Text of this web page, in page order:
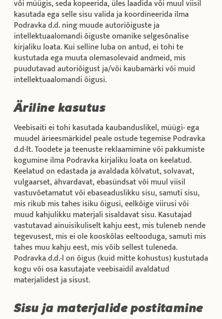
või müügis, seda kopeerida, üles laadida või muul viisil
kasutada ega selle sisu valida ja koordineerida ilma
Podravka d.d. ning muude autoriõiguste ja
intellektuaalomandi õiguste omanike selgesõnalise
kirjaliku loata. Kui selline luba on antud, ei tohi te
kustutada ega muuta olemasolevaid andmeid, mis
puudutavad autoriõigust ja/või kaubamärki või muid
intellektuaalomandi õigusi.
Äriline kasutus
Veebisaiti ei tohi kasutada kaubanduslikel, müügi- ega
muudel ärieesmärkidel peale ostude tegemise Podravka
d.d-lt. Toodete ja teenuste reklaamimine või pakkumiste
kogumine ilma Podravka kirjaliku loata on keelatud.
Keelatud on edastada ja avaldada kõlvatut, solvavat,
vulgaarset, ähvardavat, ebasündsat või muul viisil
vastuvõetamatut või ebaseaduslikku sisu, samuti sisu,
mis rikub mis tahes isiku õigusi, eelkõige viirusi või
muud kahjulikku materjali sisaldavat sisu. Kasutajad
vastutavad ainuisikuliselt kahju eest, mis tuleneb nende
tegevusest, mis ei ole kooskõlas eeltooduga, samuti mis
tahes muu kahju eest, mis võib sellest tuleneda.
Podravka d.d.-l on õigus (kuid mitte kohustus) kustutada
kogu või osa kasutajate veebisaidil avaldatud
materjalidest ja sisust.
Sisu ja materjalide postitamine